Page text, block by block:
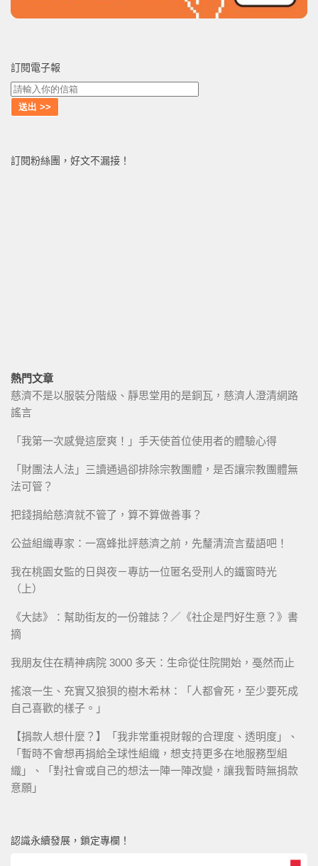
訂閱電子報
訂閱粉絲團，好文不漏接！
熱門文章
慈濟不是以服裝分階級、靜思堂用的是銅瓦，慈濟人澄清網路
謠言
「我第一次感覺這麼爽！」手天使首位使用者的體驗心得
「財團法人法」三讀通過卻排除宗教團體，是否讓宗教團體無
法可管？
把錢捐給慈濟就不管了，算不算做善事？
公益組織專家：一窩蜂批評慈濟之前，先釐清流言蜚語吧！
我在桃園女監的日與夜－專訪一位匿名受刑人的鐵窗時光
（上）
《大誌》：幫助街友的一份雜誌？／《社企是門好生意？》書
摘
我朋友住在精神病院 3000 多天：生命從住院開始，戞然而止
搖滾一生、充實又狼狽的樹木希林：「人都會死，至少要死成
自己喜歡的樣子。」
【捐款人想什麼？】「我非常重視財報的合理度、透明度」、
「暫時不會想再捐給全球性組織，想支持更多在地服務型組
織」、「對社會或自己的想法一陣一陣改變，讓我暫時無捐款
意願」
認識永續發展，鎖定專欄！